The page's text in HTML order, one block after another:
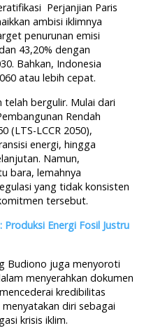
Perjanjian Paris
ambisi iklimnya
penurunan emisi
43,20% dengan
Bahkan, Indonesia
atau lebih cepat.
bergulir. Mulai dari
Rendah
(LTS-LCCR 2050),
energi, hingga
Namun,
bara, lemahnya
yang tidak konsisten
tersebut.
Produksi Energi Fosil Justru
Budiono juga menyoroti
menyerahkan dokumen
kredibilitas
diri sebagai
krisis iklim.